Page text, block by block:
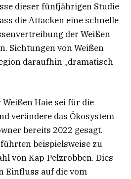
dieser fünfjährigen Studie
die Attacken eine schnelle
der Weißen
Sichtungen von Weißen
daraufhin „dramatisch
Haie sei für die
verändere das Ökosystem
bereits 2022 gesagt.
beispielsweise zu
von Kap-Pelzrobben. Dies
Einfluss auf die vom